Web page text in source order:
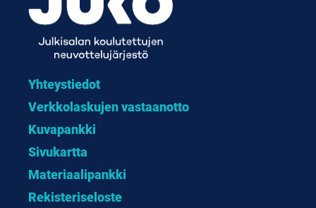
Yhteystiedot
Verkkolaskujen vastaanotto
Kuvapankki
Sivukartta
Materiaalipankki
Rekisteriseloste